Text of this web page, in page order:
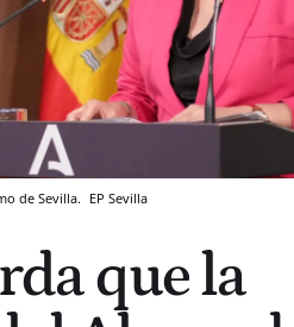
de Sevilla. EP Sevilla
que la